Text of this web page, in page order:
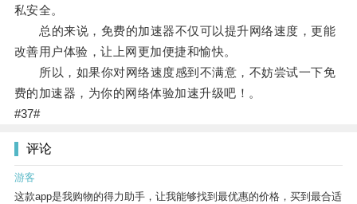
私安全。
总的来说，免费的加速器不仅可以提升网络速度，更能
改善用户体验，让上网更加便捷和愉快。
所以，如果你对网络速度感到不满意，不妨尝试一下免
费的加速器，为你的网络体验加速升级吧！。
#37#
评论
游客
这款app是我购物的得力助手，让我能够找到最优惠的价格，买到最合适